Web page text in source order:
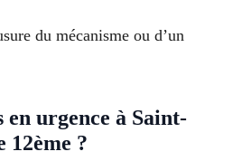
du mécanisme ou d’un
urgence à Saint-
?